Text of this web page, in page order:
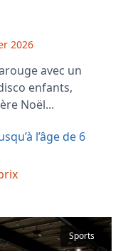
2026
avec un
enfants,
Noël...
l’âge de 6
Sports